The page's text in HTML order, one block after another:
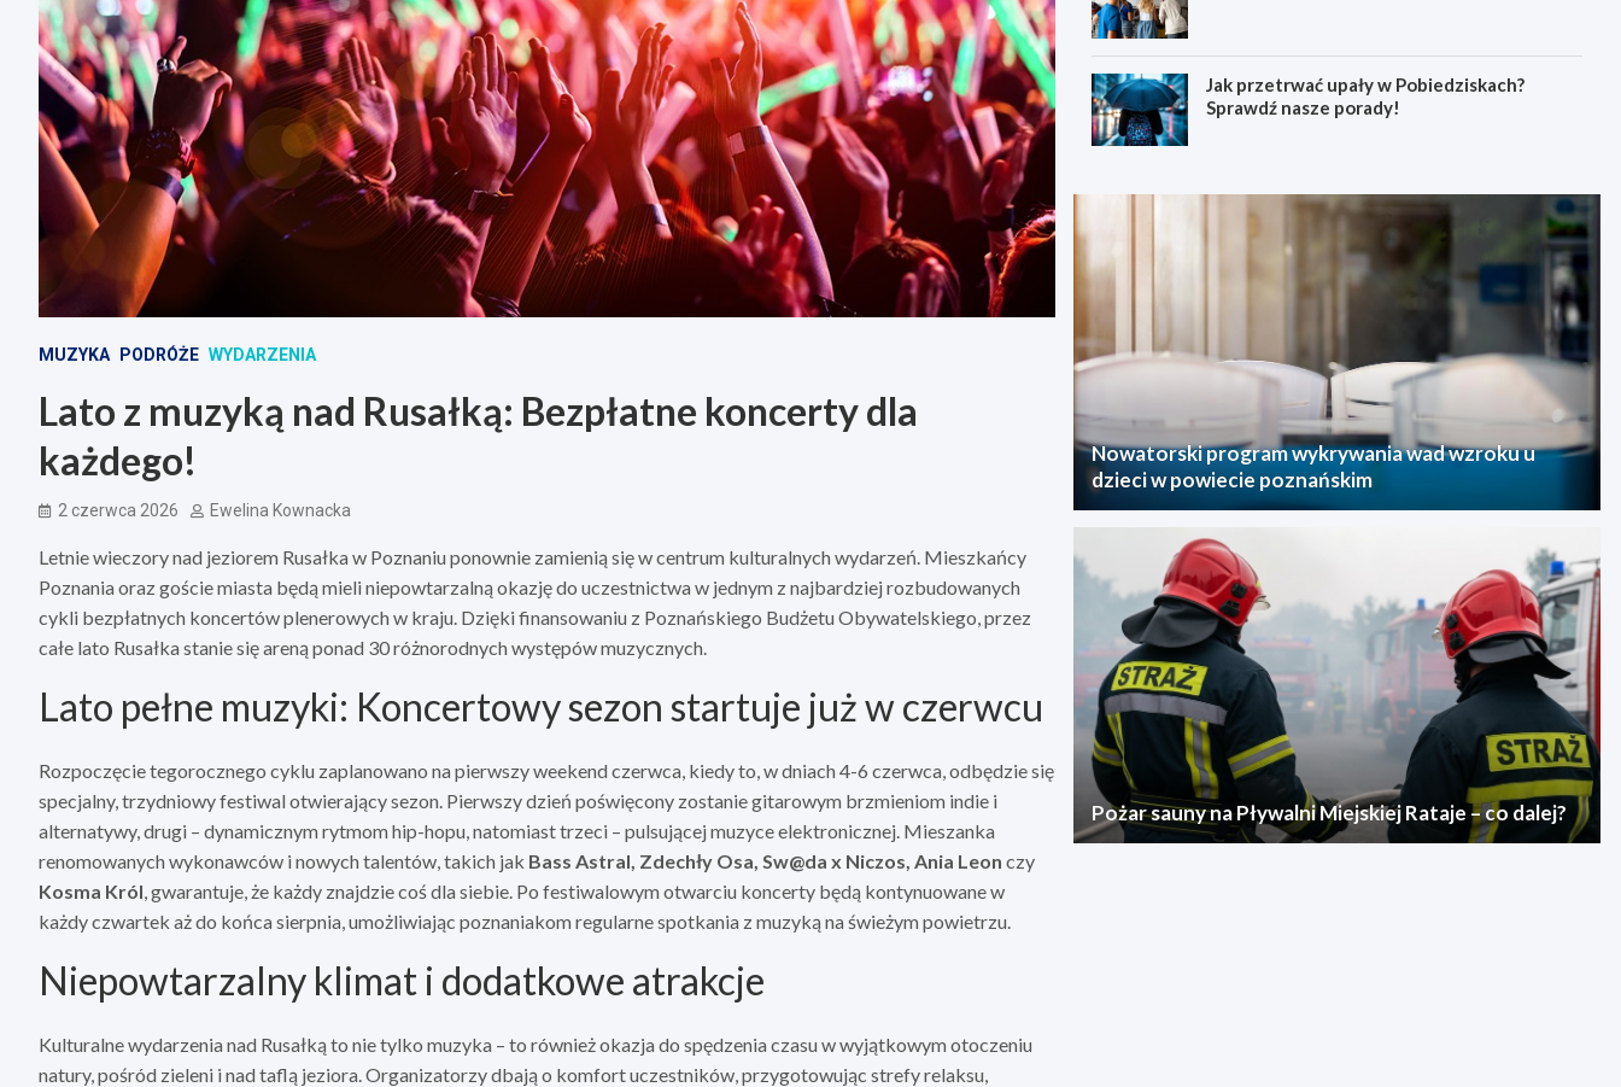
MUZYKA PODRÓŻE WYDARZENIA
Lato z muzyką nad Rusałką: Bezpłatne koncerty dla
każdego!
2 czerwca 2026 Ewelina Kownacka
Letnie wieczory nad jeziorem Rusałka w Poznaniu ponownie zamienią się w centrum kulturalnych wydarzeń. Mieszkańcy
Poznania oraz goście miasta będą mieli niepowtarzalną okazję do uczestnictwa w jednym z najbardziej rozbudowanych
cykli bezpłatnych koncertów plenerowych w kraju. Dzięki finansowaniu z Poznańskiego Budżetu Obywatelskiego, przez
całe lato Rusałka stanie się areną ponad 30 różnorodnych występów muzycznych.
Lato pełne muzyki: Koncertowy sezon startuje już w czerwcu
Rozpoczęcie tegorocznego cyklu zaplanowano na pierwszy weekend czerwca, kiedy to, w dniach 4-6 czerwca, odbędzie się
specjalny, trzydniowy festiwal otwierający sezon. Pierwszy dzień poświęcony zostanie gitarowym brzmieniom indie i
alternatywy, drugi – dynamicznym rytmom hip-hopu, natomiast trzeci – pulsującej muzyce elektronicznej. Mieszanka
renomowanych wykonawców i nowych talentów, takich jak Bass Astral, Zdechły Osa, Sw@da x Niczos, Ania Leon czy
Kosma Król, gwarantuje, że każdy znajdzie coś dla siebie. Po festiwalowym otwarciu koncerty będą kontynuowane w
każdy czwartek aż do końca sierpnia, umożliwiając poznaniakom regularne spotkania z muzyką na świeżym powietrzu.
Niepowtarzalny klimat i dodatkowe atrakcje
Kulturalne wydarzenia nad Rusałką to nie tylko muzyka – to również okazja do spędzenia czasu w wyjątkowym otoczeniu
natury, pośród zieleni i nad taflą jeziora. Organizatorzy dbają o komfort uczestników, przygotowując strefy relaksu,
Jak przetrwać upały w Pobiedziskach?
Sprawdź nasze porady!
Nowatorski program wykrywania wad wzroku u
dzieci w powiecie poznańskim
Pożar sauny na Pływalni Miejskiej Rataje – co dalej?